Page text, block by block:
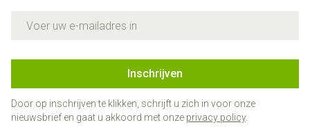
Inschrijven
Door op inschrijven te klikken, schrijft u zich in voor onze
nieuwsbrief en gaat u akkoord met onze privacy policy.